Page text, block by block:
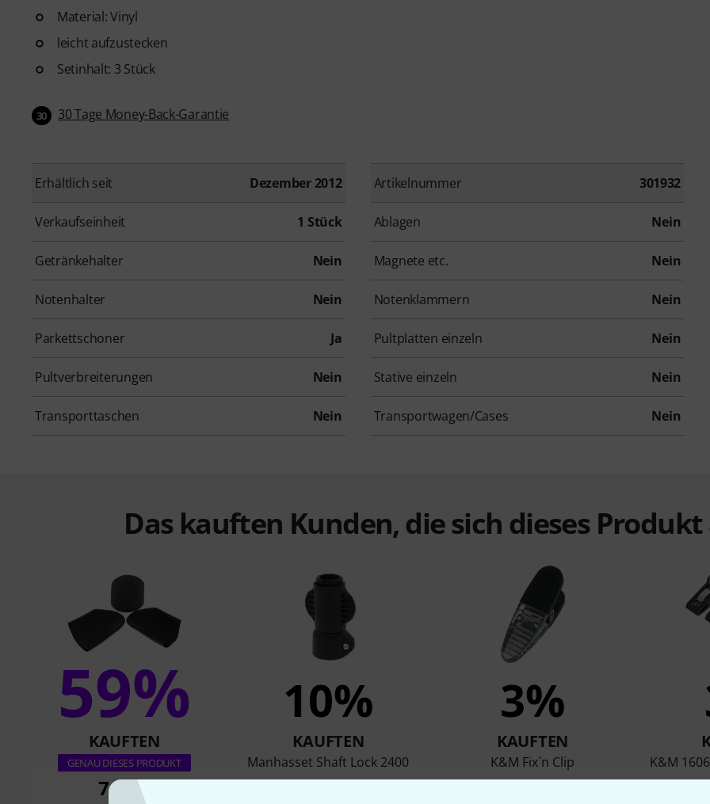
Material: Vinyl
leicht aufzustecken
Setinhalt: 3 Stück
30 30 Tage Money-Back-Garantie
Erhältlich seit Dezember 2012 Artikelnummer 301932
Verkaufseinheit 1 Stück Ablagen Nein
Getränkehalter Nein Magnete etc. Nein
Notenhalter Nein Notenklammern Nein
Parkettschoner Ja Pultplatten einzeln Nein
Pultverbreiterungen Nein Stative einzeln Nein
Transporttaschen Nein Transportwagen/Cases Nein
Das kauften Kunden, die sich dieses
59%
KAUFTEN
GENAU DIESES PRODUKT
7,90 €
10%
KAUFTEN
Manhasset Shaft Lock 2400
13,90 €
3%
KAUFTEN
K&M Fix´n Clip
3,20 €
K&M